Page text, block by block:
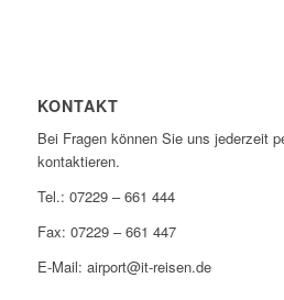
KONTAKT
Bei Fragen können Sie uns jederzeit
kontaktieren.
Tel.: 07229 – 661 444
Fax: 07229 – 661 447
E-Mail: airport@it-reisen.de